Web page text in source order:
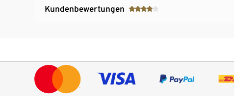
Kundenbewertungen